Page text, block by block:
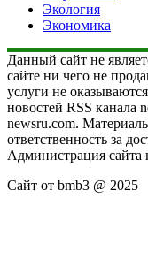
Экология
Экономика
Данный сайт не
сайте ни чего не
услуги не
новостей RSS канала
newsru.com.
ответственность за
Администрация сайта
Сайт от bmb3 @ 2025